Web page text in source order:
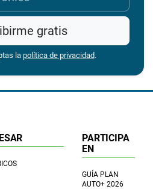
gratis
lapolítica de privacidad.
PARTICIPA
EN
GUÍA PLAN
AUTO+ 2026